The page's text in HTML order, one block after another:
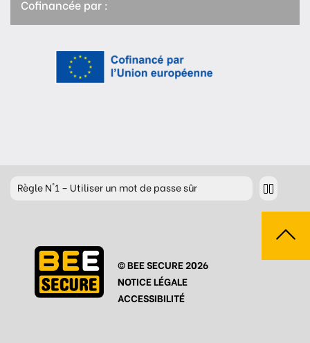
Cofinancée par :
RègleN°1 – Utiliser un mot de passe sûr
RègleN°4 – Respecter les autres
RègleN°5 – Se protéger du piratage
© BEE SECURE 2026
NOTICE LÉGALE
ACCESSIBILITÉ